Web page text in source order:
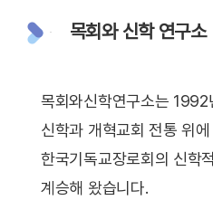
목회와 신학 연구소
목회와신학연구소는 1992
신학과 개혁교회 전통 위에
한국기독교장로회의 신학
계승해 왔습니다.